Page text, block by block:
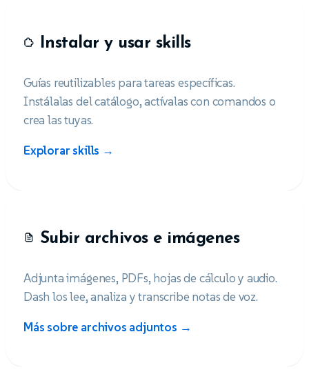
Instalar y usar skills
Guías reutilizables para tareas específicas.
Instálalas del catálogo, actívalas con comandos o
crea las tuyas.
Explorar skills →
Subir archivos e imágenes
Adjunta imágenes, PDFs, hojas de cálculo y audio.
Dash los lee, analiza y transcribe notas de voz.
Más sobre archivos adjuntos →